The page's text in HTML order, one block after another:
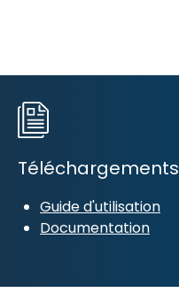
Téléchargements
Guide d'utilisation
Documentation